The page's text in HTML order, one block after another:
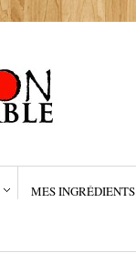
MES INGRÉDIENTS